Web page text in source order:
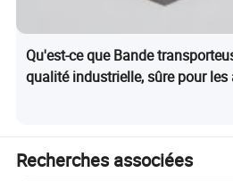
Qu'est-ce que Bande
qualité industrielle, sûre pour les
Recherches associées